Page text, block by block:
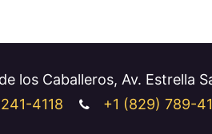
los Caballeros, Av. Estrella
4118 +1 (829) 789-